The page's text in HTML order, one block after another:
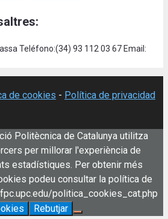
Teléfono:(34) 93 112 03 67 Email:
de cookies - Política de privacidad
Politècnica de Catalunya utilitza
per millorar l'experiència de
estadístiques. Per obtenir més
podeu consultar la política de
politica_cookies_cat.php
Rebutjar